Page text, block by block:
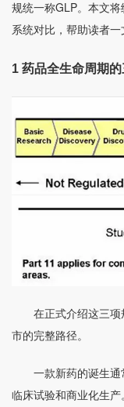
规统一称GLP。本文
系统对比，帮助读者一
1 药品全生命周期
在正式介绍这三
市的完整路径。
一款新药的诞生通
临床试验和商业化生产。